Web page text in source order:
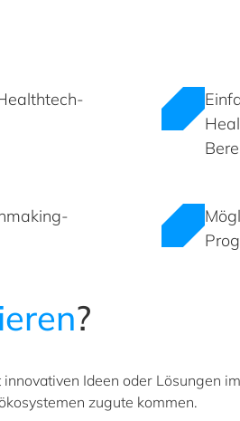
?
Ideen oder Lösungen
zugute kommen.